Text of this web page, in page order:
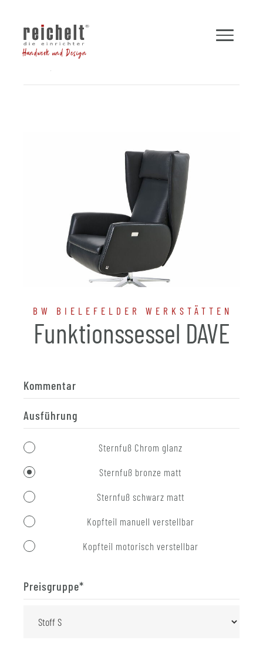
Handwerk und Design
BW BIELEFELDER WERKSTÄTTEN
Funktionssessel DAVE
Kommentar
Ausführung
Sternfuß Chrom glanz
Sternfuß bronze matt
Sternfuß schwarz matt
Kopfteil manuell verstellbar
Kopfteil motorisch verstellbar
Preisgruppe*